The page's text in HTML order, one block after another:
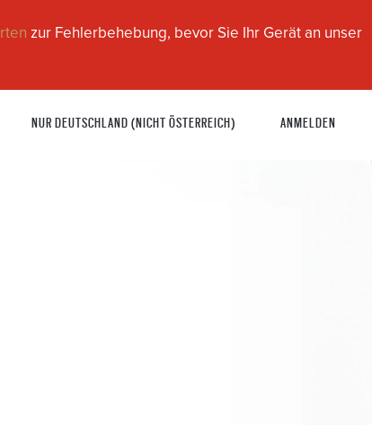
zur Fehlerbehebung, bevor Sie Ihr Gerät an unser
NUR DEUTSCHLAND (NICHT ÖSTERREICH) ANMELDEN